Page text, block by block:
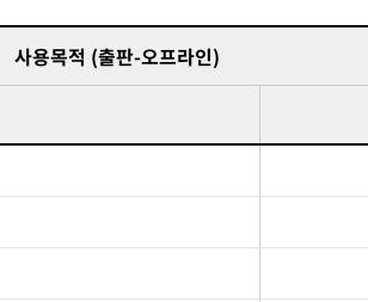
사용목적 (출판-오프라인)